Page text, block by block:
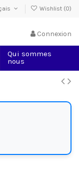
Wishlist (0)
Connexion
Qui sommes
nous